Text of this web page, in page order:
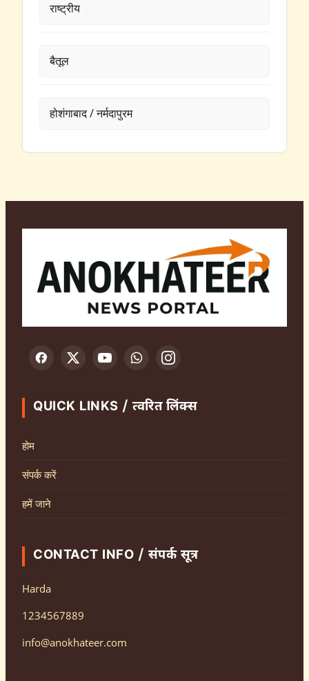
राष्ट्रीय
बैतूल
होशंगाबाद / नर्मदापुरम
QUICK LINKS / त्वरित लिंक्स
होम
संपर्क करें
हमें जाने
CONTACT INFO / संपर्क सूत्र
Harda
1234567889
info@anokhateer.com